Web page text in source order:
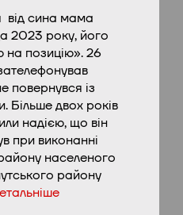
від сина мама
2023 року, його
на позицію». 26
повернувся із
Більше двох років
надією, що він
при виконанні
населеного
району